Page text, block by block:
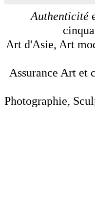
Authenticité
Art d'Asie, Art
Assurance Art et
Photographie,